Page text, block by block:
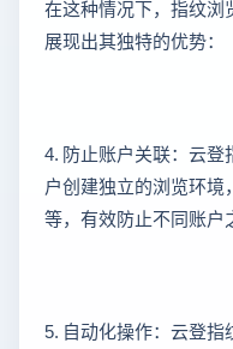
在这种情况下，指纹浏
展现出其独特的优势：
4. 防止账户关联：云
户创建独立的浏览环
等，有效防止不同账户
5. 自动化操作：云登指